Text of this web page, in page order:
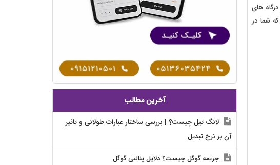
های
شما در
آخرین مطالب
لانگ تیل چیست؟ | بررسی ساختار عبارات طولانی و تاثیر
آن بر نرخ تبدیل
جریمه گوگل چیست؟ دلایل پنالتی گوگل